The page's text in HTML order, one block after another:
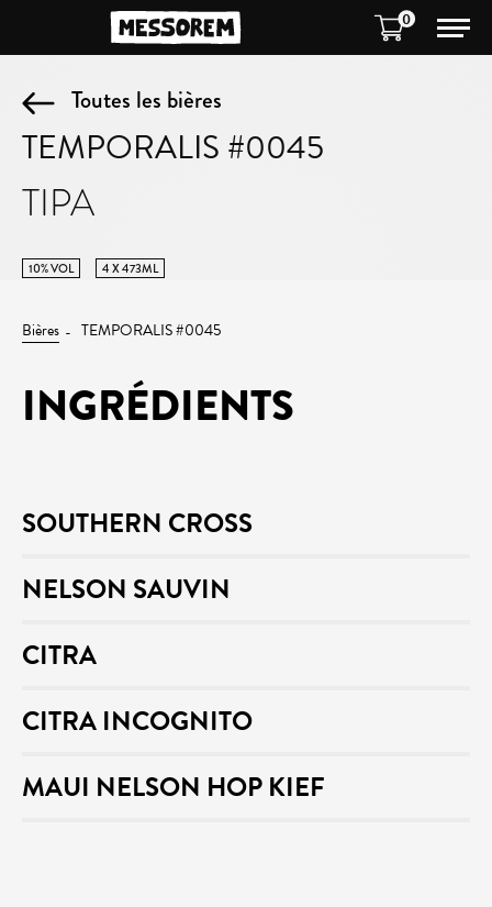
0
Toutes les bières
TEMPORALIS #0045
TIPA
10% VOL 4 X 473ML
Bières TEMPORALIS #0045
INGRÉDIENTS
SOUTHERN CROSS
NELSON SAUVIN
CITRA
CITRA INCOGNITO
MAUI NELSON HOP KIEF